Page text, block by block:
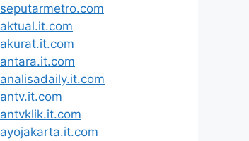
seputarmetro.com
aktual.it.com
akurat.it.com
antara.it.com
analisadaily.it.com
antv.it.com
antvklik.it.com
ayojakarta.it.com